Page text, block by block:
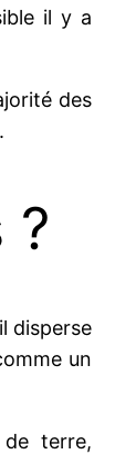
il y a
des
?
disperse
un
de terre,